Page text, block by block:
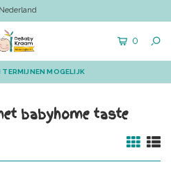
0
TERMIJNEN MOGELIJK
babyhome taste